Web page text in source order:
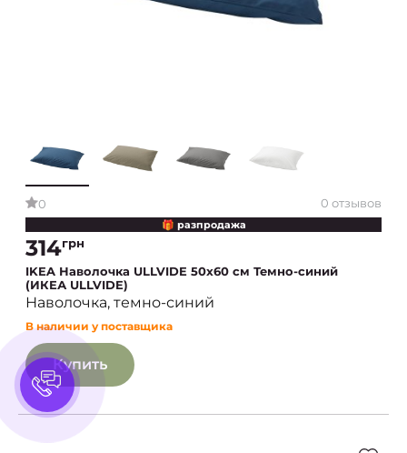
0 0 отзывов
🎁 разпродажа
314грн
IKEA Наволочка ULLVIDE 50x60 см Темно-синий
(ИКЕА ULLVIDE)
Наволочка, темно-синий
В наличии у поставщика
Купить